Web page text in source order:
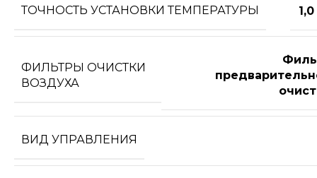
ТОЧНОСТЬ УСТАНОВКИ ТЕМПЕРАТУРЫ
ФИЛЬТРЫ ОЧИСТКИ
ВОЗДУХА
ВИД УПРАВЛЕНИЯ